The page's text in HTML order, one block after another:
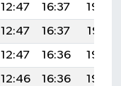
12:47 16:37
19:48
12:47 16:37
19:47
12:47 16:36
19:46
12:46 16:36
19:44